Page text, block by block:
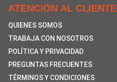
ATENCIÓN AL CLIENTE
QUIENES SOMOS
TRABAJA CON NOSOTROS
POLÍTICA Y PRIVACIDAD
PREGUNTAS FRECUENTES
TÉRMINOS Y CONDICIONES